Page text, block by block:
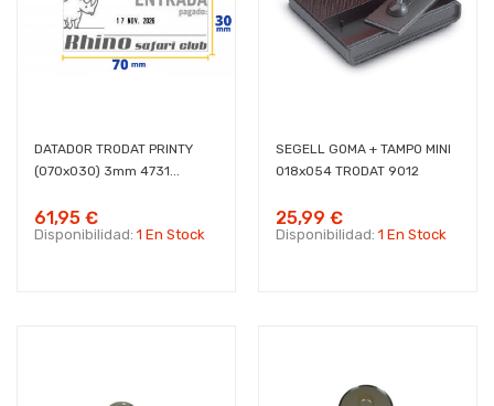
DATADOR TRODAT PRINTY
(070x030) 3mm 4731...
61,95 €
Disponibilidad: 1 En Stock
SEGELL GOMA + TAMPO MINI
018x054 TRODAT 9012
25,99 €
Disponibilidad: 1 En Stock